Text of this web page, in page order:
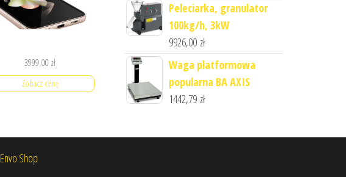
3999,00 zł
Zobacz cenę
Peleciarka, granulator
100kg/h, 3kW
9926,00 zł
Waga platformowa
popularna BA AXIS
1442,79 zł
Envo Shop